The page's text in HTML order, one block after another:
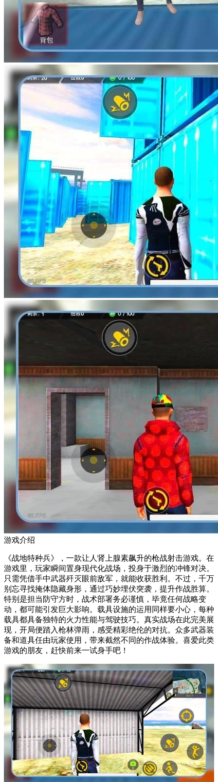
游戏介绍
《战地特种兵》，一款让人肾上腺素飙升的枪战射击游戏。在
游戏里，玩家瞬间置身现代化战场，投身于激烈的冲锋对决。
只需凭借手中武器歼灭眼前敌军，就能收获胜利。不过，千万
别忘寻找掩体隐藏身形，通过巧妙埋伏突袭，提升作战胜算。
特别是担当防守方时，战术部署务必谨慎，毕竟任何战略变
动，都可能引发巨大影响。载具设施的运用同样要小心，每种
载具都具备独特的火力性能与驾驶技巧。真实战场在此完美展
现，开局便踏入枪林弹雨，感受精彩绝伦的对抗。众多武器装
备和道具任由玩家使用，带来截然不同的作战体验。喜爱此类
游戏的朋友，赶快前来一试身手吧！